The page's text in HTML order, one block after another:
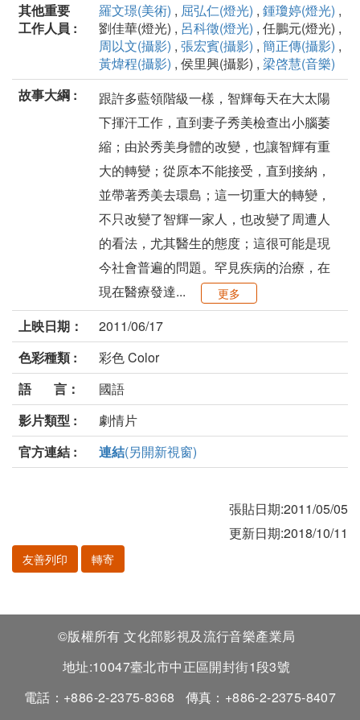
其他重要
工作人員 :
羅文璟(美術) , 屈弘仁(燈光) , 鍾瓊婷(燈光) ,
劉佳華(燈光) , 呂科徵(燈光) , 任鵬元(燈光) ,
周以文(攝影) , 張宏賓(攝影) , 簡正傳(攝影) ,
黃煒程(攝影) , 侯里興(攝影) , 梁啓慧(音樂)
故事大綱 :
跟許多藍領階級一樣，智輝每天在大太陽
下揮汗工作，直到妻子秀美檢查出小腦萎
縮；由於秀美身體的改變，也讓智輝有重
大的轉變；從原本不能接受，直到接納，
並帶著秀美去環島；這一切重大的轉變，
不只改變了智輝一家人，也改變了周遭人
的看法，尤其醫生的態度；這很可能是現
今社會普遍的問題。罕見疾病的治療，在
現在醫療發達...
更多
上映日期：
2011/06/17
色彩種類 :
彩色 Color
語 言：
國語
影片類型 :
劇情片
官方連結 :
連結(另開新視窗)
張貼日期:2011/05/05
更新日期:2018/10/11
友善列印 轉寄
©版權所有 文化部影視及流行音樂產業局
地址:10047臺北市中正區開封街1段3號
電話：+886-2-2375-8368
傳真：+886-2-2375-8407